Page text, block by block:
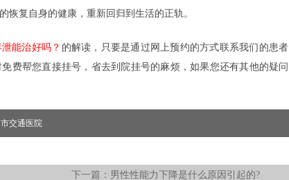
恢复自身的健康，重新回归到生活的正轨。
泄能治好吗？ 的解读，只要是通过网上预约的方式联系我们的患
费帮您直接挂号，省去到院挂号的麻烦，如果您还有其他的疑
交通医院
下一篇： 男性性能力下降是什么原因引起的?